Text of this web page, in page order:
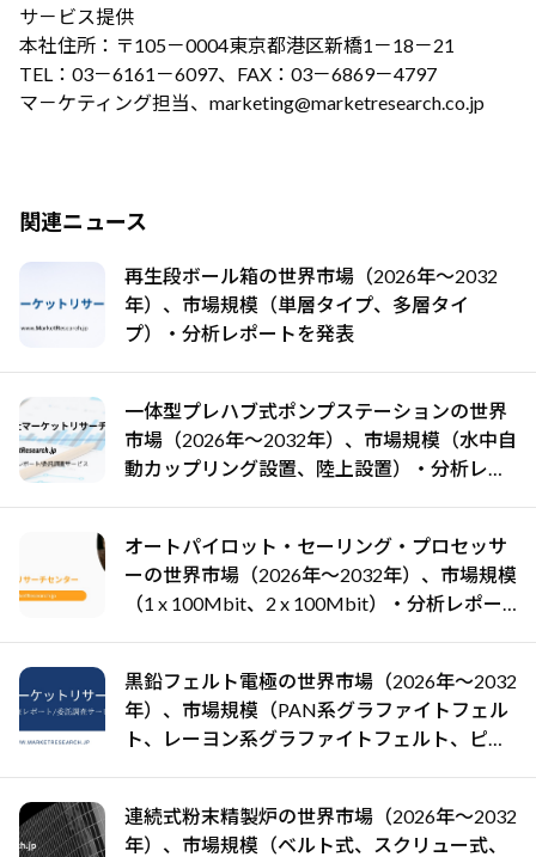
サ－ビス提供
本社住所：〒105－0004東京都港区新橋1－18－21
TEL：03－6161－6097、FAX：03－6869－4797
マ－ケティング担当、marketing@marketresearch.co.jp
関連ニュース
再生段ボール箱の世界市場（2026年～2032
年）、市場規模（単層タイプ、多層タイ
プ）・分析レポートを発表
一体型プレハブ式ポンプステーションの世界
市場（2026年～2032年）、市場規模（水中自
動カップリング設置、陸上設置）・分析レポ
オートパイロット・セーリング・プロセッサ
ーの世界市場（2026年～2032年）、市場規模
（1 x 100Mbit、2 x 100Mbit）・分析レポー
黒鉛フェルト電極の世界市場（2026年～2032
年）、市場規模（PAN系グラファイトフェル
ト、レーヨン系グラファイトフェルト、ピッ
連続式粉末精製炉の世界市場（2026年～2032
年）、市場規模（ベルト式、スクリュー式、